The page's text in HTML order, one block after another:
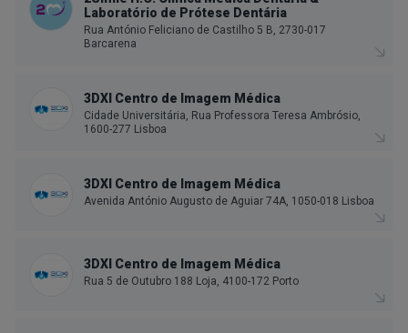
Laboratório de Prótese Dentária
Rua António Feliciano de Castilho 5 B, 2730-017
Barcarena
3DXI Centro de Imagem Médica
Cidade Universitária, Rua Professora Teresa Ambrósio,
1600-277 Lisboa
3DXI Centro de Imagem Médica
Avenida António Augusto de Aguiar 74A, 1050-018 Lisboa
3DXI Centro de Imagem Médica
Rua 5 de Outubro 188 Loja, 4100-172 Porto